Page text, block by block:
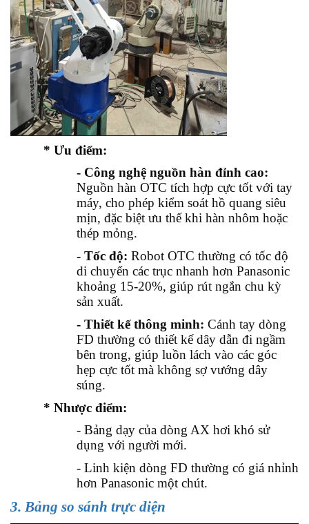
* Ưu điểm:
- Công nghệ nguồn hàn đỉnh cao:
Nguồn hàn OTC tích hợp cực tốt với tay
máy, cho phép kiểm soát hồ quang siêu
mịn, đặc biệt ưu thế khi hàn nhôm hoặc
thép mỏng.
- Tốc độ: Robot OTC thường có tốc độ
di chuyển các trục nhanh hơn Panasonic
khoảng 15-20%, giúp rút ngắn chu kỳ
sản xuất.
- Thiết kế thông minh: Cánh tay dòng
FD thường có thiết kế dây dẫn đi ngầm
bên trong, giúp luồn lách vào các góc
hẹp cực tốt mà không sợ vướng dây
súng.
* Nhược điểm:
- Bảng dạy của dòng AX hơi khó sử
dụng với người mới.
- Linh kiện dòng FD thường có giá nhỉnh
hơn Panasonic một chút.
3. Bảng so sánh trực diện